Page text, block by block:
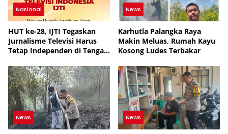
Nasional
HUT ke-28, IJTI Tegaskan
Jurnalisme Televisi Harus
Tetap Independen di Tengah
News
Karhutla Palangka Raya
Makin Meluas, Rumah Kayu
Kosong Ludes Terbakar
News News